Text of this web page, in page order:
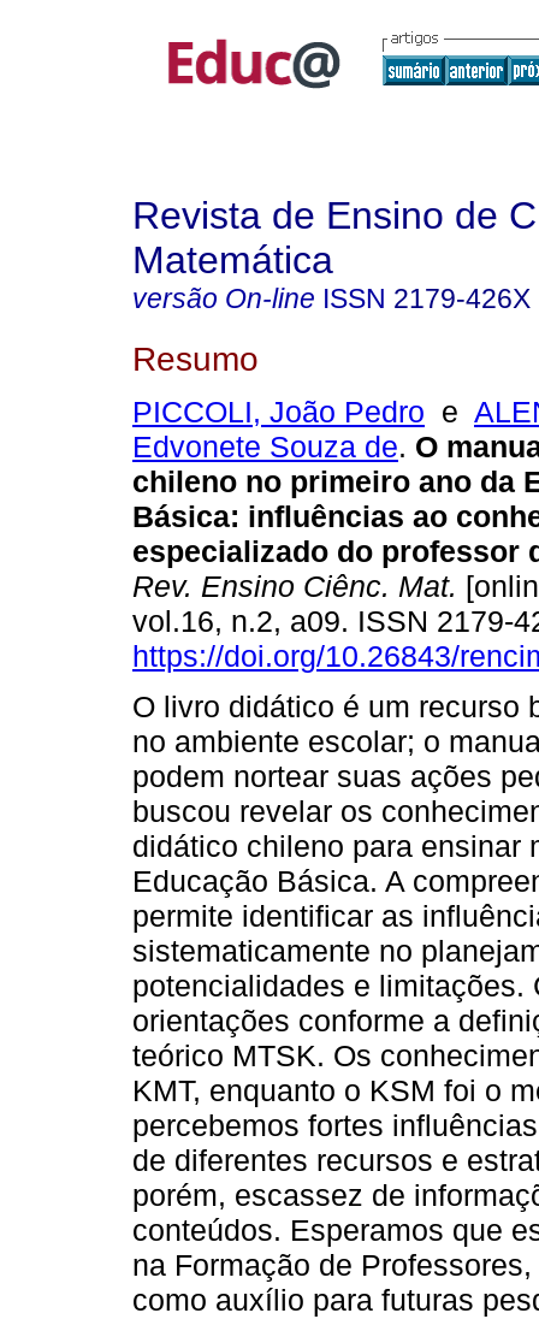
Revista de Ensino de
Matemática
versão On-line ISSN 2179-426X
Resumo
PICCOLI, João Pedro e
Edvonete Souza de. O
chileno no primeiro ano da
Básica: influências ao
especializado do professor
Rev. Ensino Ciênc. Mat.
vol.16, n.2, a09. ISSN 2179-
https://doi.org/10.26843/
O livro didático é um recurso
no ambiente escolar; o
podem nortear suas ações
buscou revelar os
didático chileno para ensinar
Educação Básica. A
permite identificar as
sistematicamente no
potencialidades e
orientações conforme a
teórico MTSK. Os
KMT, enquanto o KSM foi o
percebemos fortes
de diferentes recursos e
porém, escassez de
conteúdos. Esperamos que
na Formação de
como auxílio para futuras